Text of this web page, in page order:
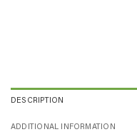
DESCRIPTION
ADDITIONAL INFORMATION